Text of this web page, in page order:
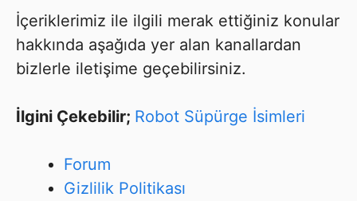
İçeriklerimiz ile ilgili merak ettiğiniz konular
hakkında aşağıda yer alan kanallardan
bizlerle iletişime geçebilirsiniz.
İlgini Çekebilir; Robot Süpürge İsimleri
Forum
Gizlilik Politikası